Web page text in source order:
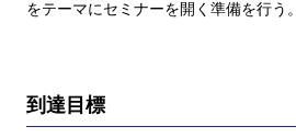
をテーマにセミナーを開く準備を行う。
到達目標